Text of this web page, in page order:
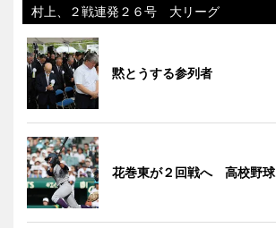
村上、２戦連発２６号 大リーグ
黙とうする参列者
花巻東が２回戦へ 高校野球